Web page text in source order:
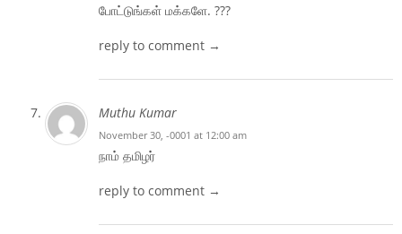
போட்டுங்கள் மக்களே. ???
reply to comment →
Muthu Kumar
November 30, -0001 at 12:00 am
நாம் தமிழர்
reply to comment →